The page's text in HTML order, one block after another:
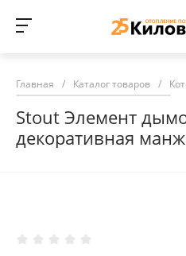
Главная / Каталог товаров /
Stout Элемент
декоративная